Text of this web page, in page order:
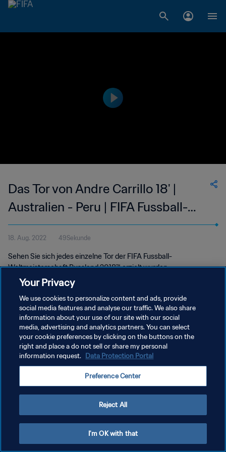
Das Tor von Andre Carrillo 18' |
Australien - Peru | FIFA Fussball-
Weltmeisterschaft Russland 2018™
18. Aug. 2022 49Sekunde
Sehen Sie sich jedes einzelne Tor der FIFA Fussball-
Weltmeisterschaft Russland 2018™ erzielt wurden.
DATENSCHUTZ
NUTZUNGSBEDINGUNGEN
COOKIE-EINSTELLUNGEN VERWALTEN
Your Privacy
We use cookies to personalize content and ads, provide
social media features and analyse our traffic. We also share
information about your use of our site with our social
media, advertising and analytics partners. You can select
your cookie preferences by clicking on the buttons on the
right and place a do not sell or share my personal
information request. Data Protection Portal
Preference Center
Reject All
I'm OK with that